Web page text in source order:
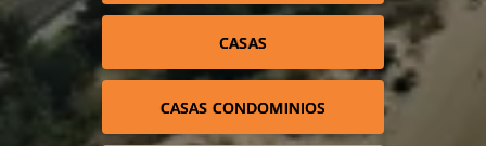
CASAS
CASAS CONDOMINIOS